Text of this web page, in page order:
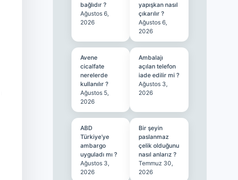
bağlıdır ?
Ağustos 6,
2026
yapışkan nasıl
çıkarılır ?
Ağustos 6,
2026
Avene
cicalfate
nerelerde
kullanılır ?
Ağustos 5,
2026
Ambalajı
açılan telefon
iade edilir mi ?
Ağustos 3,
2026
ABD
Türkiye’ye
ambargo
uyguladı mı ?
Ağustos 3,
2026
Bir şeyin
paslanmaz
çelik olduğunu
nasıl anlarız ?
Temmuz 30,
2026